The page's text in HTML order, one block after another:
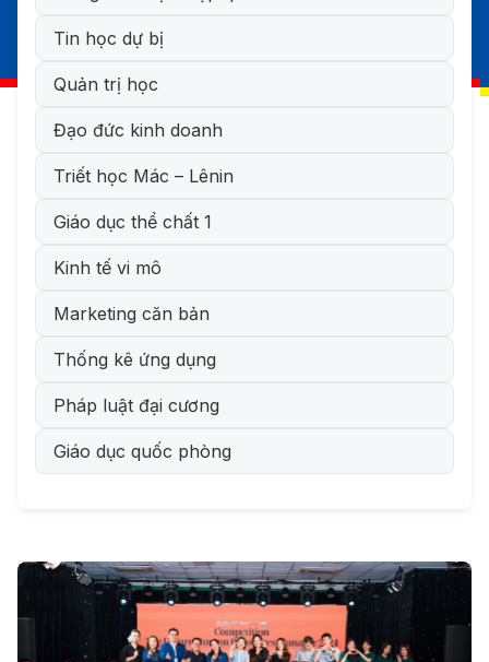
Tin học dự bị
Quản trị học
Đạo đức kinh doanh
Triết học Mác – Lênin
Giáo dục thể chất 1
Kinh tế vi mô
Marketing căn bản
Thống kê ứng dụng
Pháp luật đại cương
Giáo dục quốc phòng